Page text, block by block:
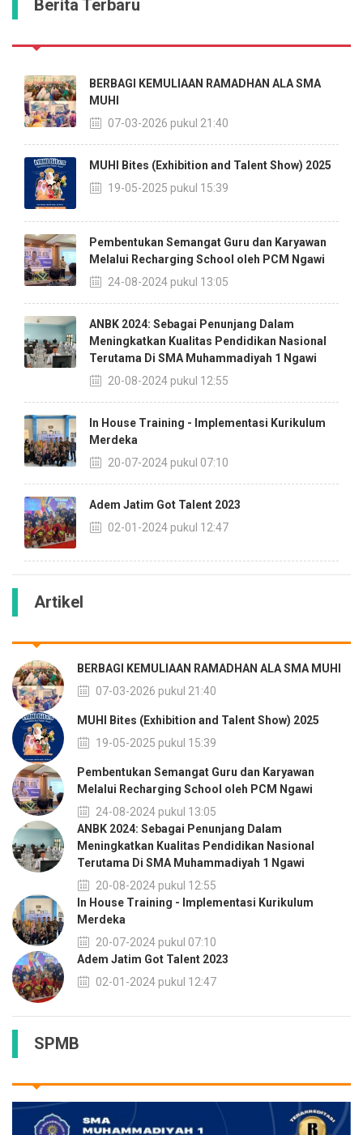
Berita Terbaru
BERBAGI KEMULIAAN RAMADHAN ALA SMA
MUHI
07-03-2026 pukul 21:40
MUHI Bites (Exhibition and Talent Show) 2025
19-05-2025 pukul 15:39
Pembentukan Semangat Guru dan Karyawan
Melalui Recharging School oleh PCM Ngawi
24-08-2024 pukul 13:05
ANBK 2024: Sebagai Penunjang Dalam
Meningkatkan Kualitas Pendidikan Nasional
Terutama Di SMA Muhammadiyah 1 Ngawi
20-08-2024 pukul 12:55
In House Training - Implementasi Kurikulum
Merdeka
20-07-2024 pukul 07:10
Adem Jatim Got Talent 2023
02-01-2024 pukul 12:47
Artikel
BERBAGI KEMULIAAN RAMADHAN ALA SMA MUHI
07-03-2026 pukul 21:40
MUHI Bites (Exhibition and Talent Show) 2025
19-05-2025 pukul 15:39
Pembentukan Semangat Guru dan Karyawan
Melalui Recharging School oleh PCM Ngawi
24-08-2024 pukul 13:05
ANBK 2024: Sebagai Penunjang Dalam
Meningkatkan Kualitas Pendidikan Nasional
Terutama Di SMA Muhammadiyah 1 Ngawi
20-08-2024 pukul 12:55
In House Training - Implementasi Kurikulum
Merdeka
20-07-2024 pukul 07:10
Adem Jatim Got Talent 2023
02-01-2024 pukul 12:47
SPMB